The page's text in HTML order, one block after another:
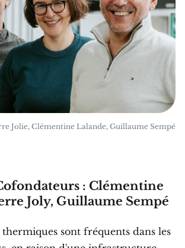
Jolie, Clémentine Lalande, Guillaume Sempé
: Clémentine
Joly, Guillaume Sempé
sont fréquents dans les